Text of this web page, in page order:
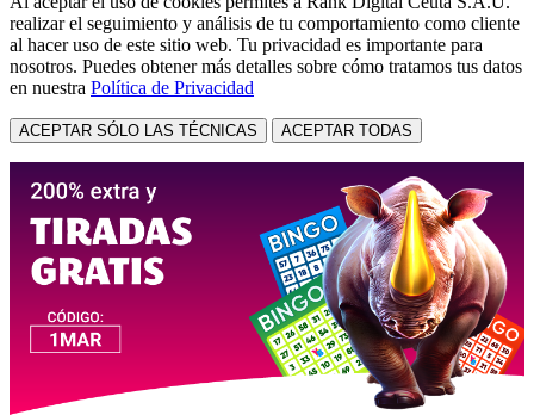
realizar el seguimiento y análisis de tu comportamiento como cliente
al hacer uso de este sitio web. Tu privacidad es importante para
nosotros. Puedes obtener más detalles sobre cómo tratamos tus datos
en nuestra Política de Privacidad
ACEPTAR SÓLO LAS TÉCNICAS ACEPTAR TODAS